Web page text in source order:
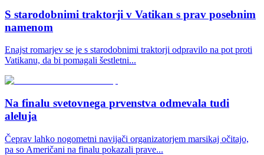
S starodobnimi traktorji v Vatikan s prav posebnim
namenom
Enajst romarjev se je s starodobnimi traktorji odpravilo na pot proti
Vatikanu, da bi pomagali šestletni...
Na finalu svetovnega prvenstva odmevala tudi
aleluja
Čeprav lahko nogometni navijači organizatorjem marsikaj očitajo,
pa so Američani na finalu pokazali prave...